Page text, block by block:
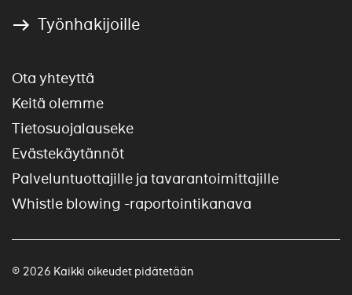
Työnhakijoille
Ota yhteyttä
Keitä olemme
Tietosuojalauseke
Evästekäytännöt
Palveluntuottajille ja tavarantoimittajille
Whistle blowing -raportointikanava
© 2026 Kaikki oikeudet pidätetään